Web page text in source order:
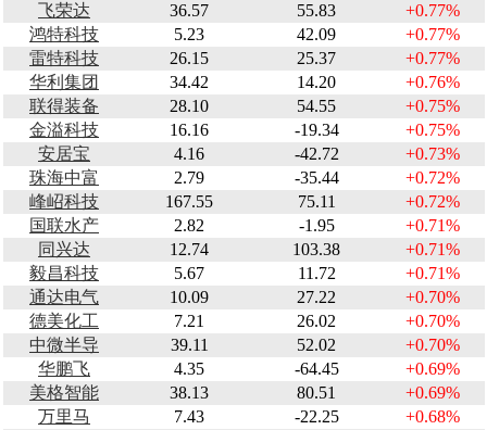
飞荣达
36.57 55.83
+0.77%
鸿特科技
5.23 42.09
+0.77%
雷特科技
26.15 25.37
+0.77%
华利集团
34.42 14.20
+0.76%
联得装备
28.10 54.55
+0.75%
金溢科技
16.16 -19.34
+0.75%
安居宝
4.16 -42.72
+0.73%
珠海中富
2.79 -35.44
+0.72%
峰岹科技
167.55 75.11
+0.72%
国联水产
2.82 -1.95
+0.71%
同兴达
12.74 103.38
+0.71%
毅昌科技
5.67 11.72
+0.71%
通达电气
10.09 27.22
+0.70%
德美化工
7.21 26.02
+0.70%
中微半导
39.11 52.02
+0.70%
华鹏飞
4.35 -64.45
+0.69%
美格智能
38.13 80.51
+0.69%
万里马
7.43 -22.25
+0.68%